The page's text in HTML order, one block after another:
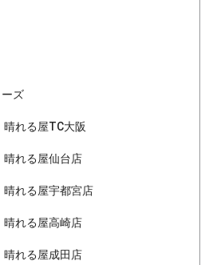
ズ
晴れる屋TC大阪
晴れる屋仙台店
晴れる屋宇都宮店
晴れる屋高崎店
晴れる屋成田店